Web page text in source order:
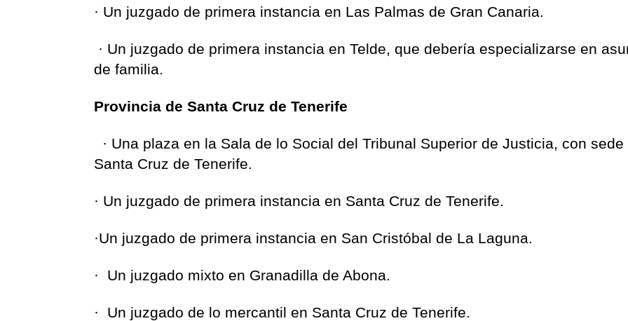
· Un juzgado de primera instancia en Las Palmas de Gran Canaria.
· Un juzgado de primera instancia en Telde, que debería especializarse en
de familia.
Provincia de Santa Cruz de Tenerife
· Una plaza en la Sala de lo Social del Tribunal Superior de Justicia, con sede
Santa Cruz de Tenerife.
· Un juzgado de primera instancia en Santa Cruz de Tenerife.
·Un juzgado de primera instancia en San Cristóbal de La Laguna.
· Un juzgado mixto en Granadilla de Abona.
· Un juzgado de lo mercantil en Santa Cruz de Tenerife.